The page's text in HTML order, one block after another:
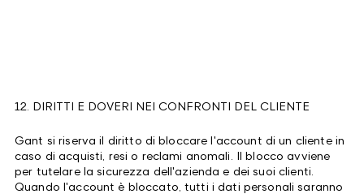
12. DIRITTI E DOVERI NEI CONFRONTI DEL CLIENTE
Gant si riserva il diritto di bloccare l'account di un cliente in
caso di acquisti, resi o reclami anomali. Il blocco avviene
per tutelare la sicurezza dell'azienda e dei suoi clienti.
Quando l'account è bloccato, tutti i dati personali saranno